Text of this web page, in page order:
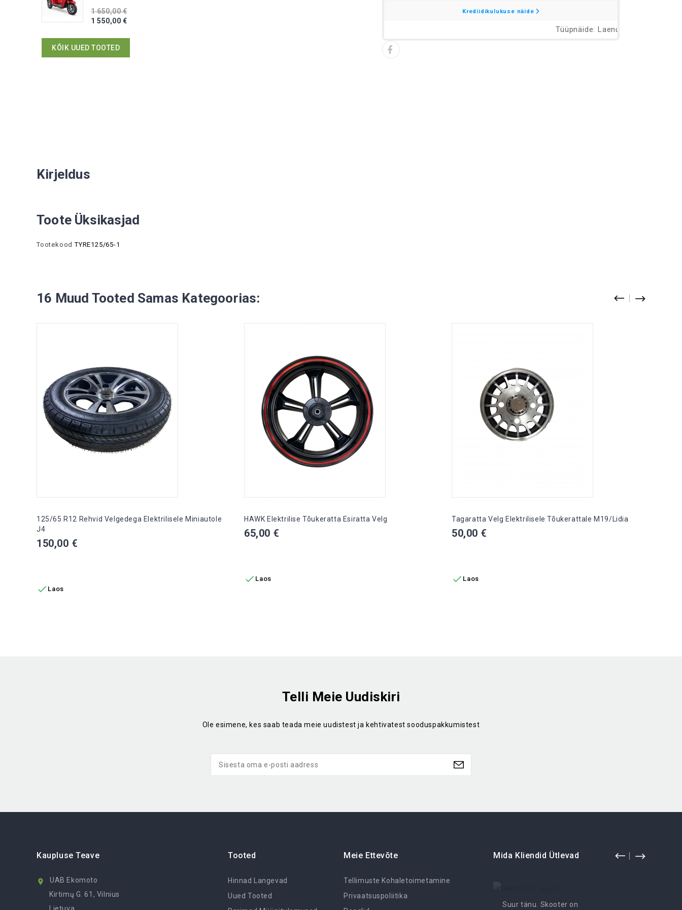
1 650,00 €
1 550,00 €
KÕIK UUED TOOTED
Kirjeldus
Toote Üksikasjad
Tootekood TYRE125/65-1
16 Muud Tooted Samas Kategoorias:
125/65 R12 Rehvid Velgedega Elektrilisele Miniautole
J4
Hind
150,00 €
 Laos
HAWK Elektrilise Tõukeratta Esiratta Velg
Hind
65,00 €
 Laos
Tagaratta Velg Elektrilisele Tõukerattale M19/Lidia
Hind
50,00 €
 Laos
Telli Meie Uudiskiri
Ole esimene, kes saab teada meie uudistest ja kehtivatest sooduspakkumistest
Kaupluse Teave

UAB Ekomoto
Kirtimų G. 61, Vilnius
Tooted
Hinnad Langevad
Uued Tooted
Meie Ettevõte
Tellimuste Kohaletoimetamine
Privaatsuspoliitika
Mida Kliendid Ütlevad
Suur tänu. Skooter on